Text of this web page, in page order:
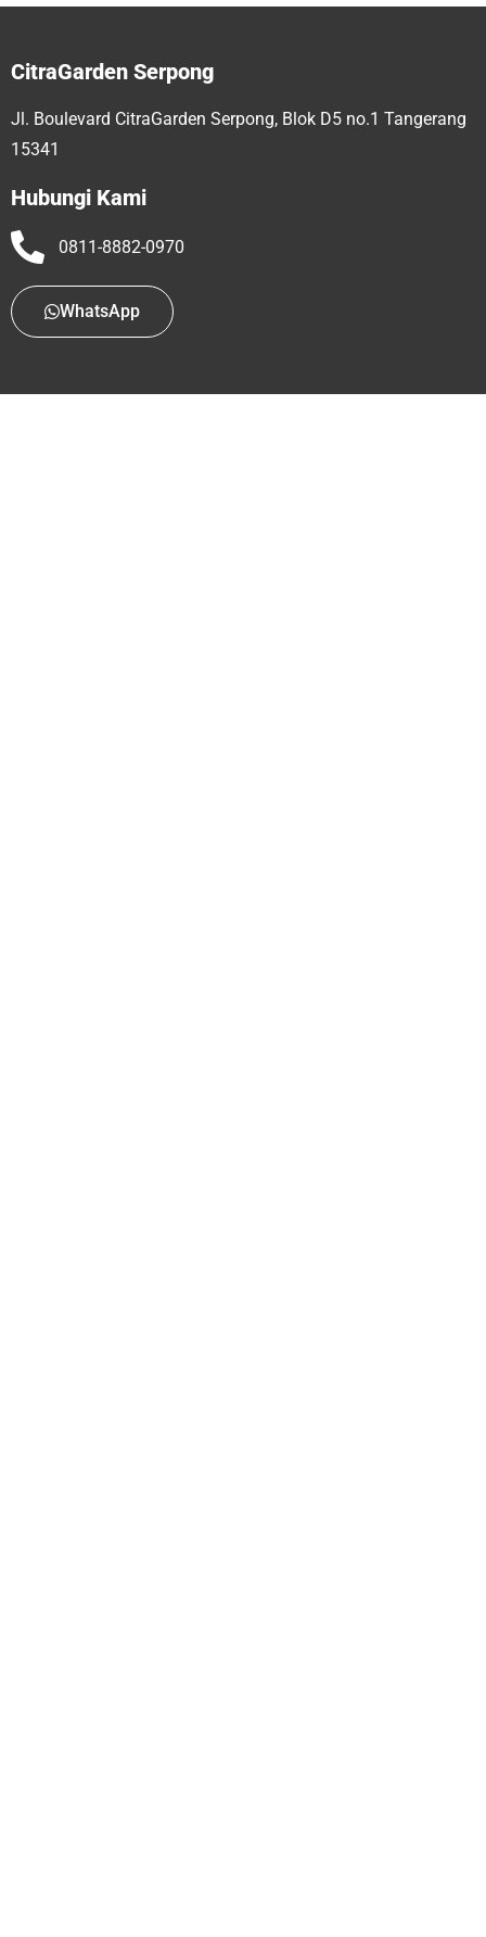
CitraGarden Serpong
Jl. Boulevard CitraGarden Serpong, Blok D5 no.1 Tangerang
15341
Hubungi Kami
0811-8882-0970
WhatsApp